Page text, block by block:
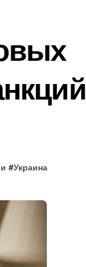
#Украина